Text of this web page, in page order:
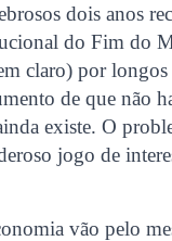
dois anos
do Fim do
claro) por
de que não
existe. O
jogo de
vão pelo